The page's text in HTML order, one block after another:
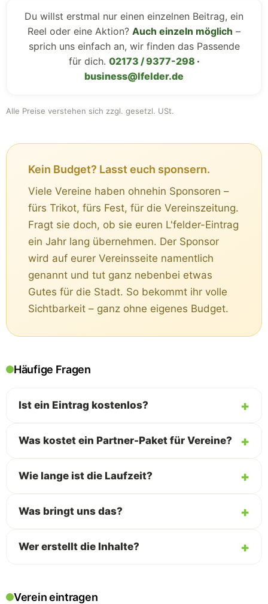
Du willst erstmal nur einen einzelnen Beitrag, ein
Reel oder eine Aktion? Auch einzeln möglich –
sprich uns einfach an, wir finden das Passende
für dich. 02173 / 9377-298 ·
business@lfelder.de
Alle Preise verstehen sich zzgl. gesetzl. USt.
Kein Budget? Lasst euch sponsern.
Viele Vereine haben ohnehin Sponsoren –
fürs Trikot, fürs Fest, für die Vereinszeitung.
Fragt sie doch, ob sie euren L'felder-Eintrag
ein Jahr lang übernehmen. Der Sponsor
wird auf eurer Vereinsseite namentlich
genannt und tut ganz nebenbei etwas
Gutes für die Stadt. So bekommt ihr volle
Sichtbarkeit – ganz ohne eigenes Budget.
Häufige Fragen
Ist ein Eintrag kostenlos?
Was kostet ein Partner-Paket für Vereine?
Wie lange ist die Laufzeit?
Was bringt uns das?
Wer erstellt die Inhalte?
Verein eintragen